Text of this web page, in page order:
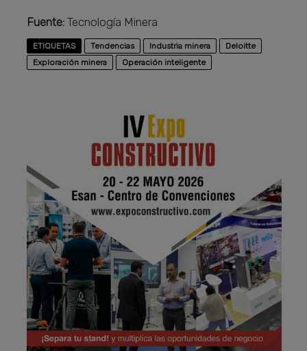
Fuente: Tecnología Minera
ETIQUETAS Tendencias Industria minera
Deloitte
Exploración minera
Operación inteligente